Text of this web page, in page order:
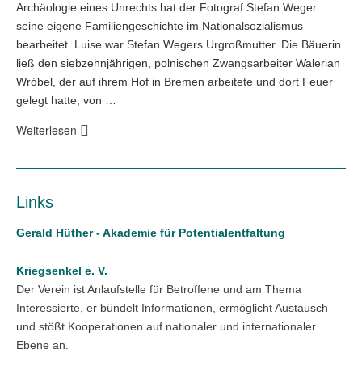
Archäologie eines Unrechts hat der Fotograf Stefan Weger
seine eigene Familiengeschichte im Nationalsozialismus
bearbeitet. Luise war Stefan Wegers Urgroßmutter. Die Bäuerin
ließ den siebzehnjährigen, polnischen Zwangsarbeiter Walerian
Wróbel, der auf ihrem Hof in Bremen arbeitete und dort Feuer
gelegt hatte, von …
Weiterlesen
Links
Gerald Hüther - Akademie für Potentialentfaltung
Kriegsenkel e. V.
Der Verein ist Anlaufstelle für Betroffene und am Thema
Interessierte, er bündelt Informationen, ermöglicht Austausch
und stößt Kooperationen auf nationaler und internationaler
Ebene an.